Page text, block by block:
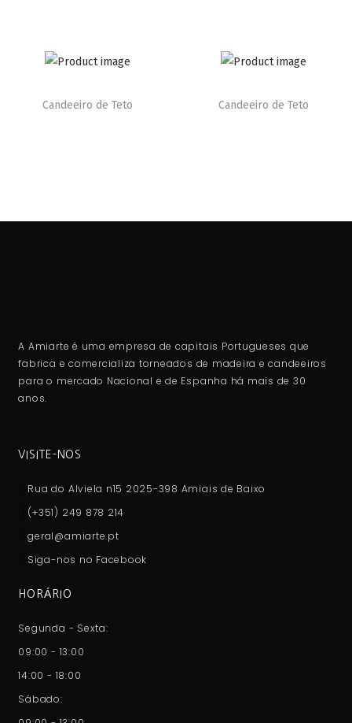
Candeeiro de Teto Candeeiro de Teto
A Amiarte é uma empresa de capitais Portugueses que
fabrica e comercializa torneados de madeira e candeeiros
para o mercado Nacional e de Espanha há mais de 30
anos.
VISITE-NOS
Rua do Alviela n15 2025-398 Amiais de Baixo
(+351) 249 878 214
geral@amiarte.pt
Siga-nos no Facebook
HORÁRIO
Segunda - Sexta:
09:00 - 13:00
14:00 - 18:00
Sábado: